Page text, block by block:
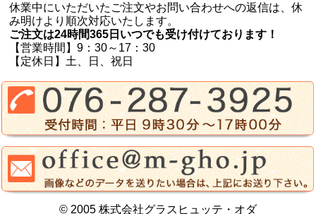
休業中にいただいたご注文やお問い合わせへの返信は、休
み明けより順次対応いたします。
ご注文は24時間365日いつでも受け付けております！
【営業時間】9：30～17：30
【定休日】土、日、祝日
© 2005 株式会社グラスヒュッテ・オダ